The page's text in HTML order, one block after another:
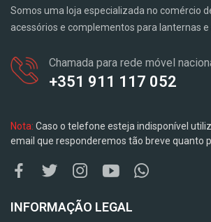
Somos uma loja especializada no comércio
acessórios e complementos para lanternas e
Chamada para rede móvel
+351 911 117 052
Nota: Caso o telefone esteja indisponível
email que responderemos tão breve quanto
INFORMAÇÃO LEGAL